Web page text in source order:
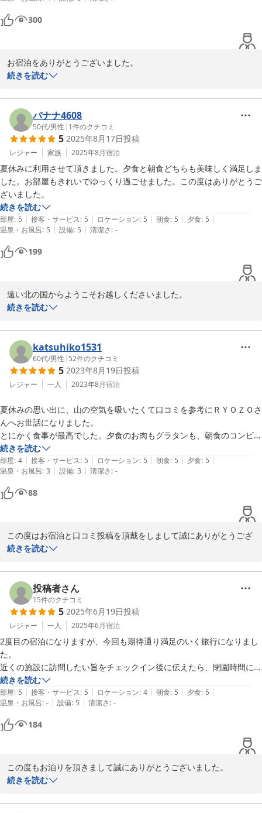
広々した廊下の窓は開け放たれ網戸のみ（でしたが、建物内で虫に遭遇
することもなく）、天然の風が心地良く、快適に過ごすことができまし
チェックイン後から、食欲を誘う香りが漂ってきて期待が高まりました
が、お料理は絶品でした。選び抜いた素材、ロイヤルコペンハーゲンで
統一されたお皿、味付け、盛り付けの美しさ、一品一品に拘りが詰まっ
た。
やんごとなきお方のような雰囲気を纏ったオーナーご夫妻様、お身体に
お気を付けて、素敵な館を保ち続けて頂けたらと願っています。
またお邪魔させて頂けたら嬉しいです。
300
お宿泊をありがとうございました。
お庭の手入れはお部屋から覗いて枝の剪定や芝刈りをしたりしてお
庭作りはエンドレス。とお客様からアドバイスを頂きましたので腰
を据えてやっていくつもりです。食材も含めまして仕入れや備品探
しは何年もかけてやっております。最近は加工食品が出回っていま
すが私どもは今まで通に四季の味を楽しんでいただけるよう心がけ
ております。あまりお客様の前にはしゃしゃり出ないようこれから
も用心してまいります。お客様のご投稿は私達家族には何より張り
合いとなりこれからこれからのエネルギーになります。
お客様にはお体をお大切になりますよう申し上げ御礼の挨拶にかえ
させていただきます。
2025-09-15
続きを読む
バナナ4608
50代/男性 | 1件のクチコミ
5 2025年8月17日投稿
レジャー 家族 2025年8月宿泊
夏休みに利用させて頂きました。夕食と朝食どちらも美味しく満足しま
した。お部屋もきれいでゆっくり過ごせました。この度はありがとうご
ざいました。
続きを読む
部屋: 5 | 接客・サービス: 5 | ロケーション: 5 | 朝食: 5 | 夕食: 5 |
温泉・お風呂: 5 | 設備: 5 | 清潔さ: -
199
遠い北の国からようこそお越しくださいました。
誠に有難う存じます。
明るいお嬢様に心が癒されました。
これからも益々ご活躍くださいませ。
ありがとうございました。
2025-08-17
続きを読む
katsuhiko1531
60代/男性 | 52件のクチコミ
5 2023年8月19日投稿
レジャー 一人 2023年8月宿泊
夏休みの思い出に、山の空気を吸いたくて口コミを参考にＲＹＯＺＯさ
んへお世話になりました。
とにかく食事が最高でした。夕食のお肉もグラタンも、朝食のコンビネ
ーションは「優しい味」。
お給仕はお母さんがしてくださいましたが、柔らかい口調で話しかけて
くださり、ほっこりしました。
食後のコーヒーが自分にはぴったりで、豆の種類を伺うのを忘れてしま
いました。
館内も綺麗にされていて、気持ちよかったです。何より朝、鳥のさえず
りを聞きながらの目覚めは最高でした。チェックアウトの時はお父さん
が駐車場まで見送りに出てくださり、こういう心配りはとっても嬉しい
ものでした。
続きを読む
部屋: 4 | 接客・サービス: 5 | ロケーション: 5 | 朝食: 5 | 夕食: 5 |
温泉・お風呂: 3 | 設備: 3 | 清潔さ: -
88
この度はお宿泊と口コミ投稿を頂戴をしまして誠にありがとうござ
いました。
スペアーリブは最初から続けていますので定番となりました。ぜひ
お客様のお味になればと思います。
お客様のお言葉は励みに頑張ります。
お待ちしております。
2023-08-19
続きを読む
投稿者さん
15件のクチコミ
5 2025年6月19日投稿
レジャー 一人 2025年6月宿泊
2度目の宿泊になりますが、今回も期待通り満足のいく旅行になりまし
た。
近くの施設に訪問したい旨をチェックイン後に伝えたら、閉園時間に間
に合わないかもしれないと、すぐに車で送っていただけました。
細かいところをいろいろ気遣っていただき、快適に宿泊できました。
お料理は相変わらず美味しかったです。
続きを読む
部屋: 5 | 接客・サービス: 5 | ロケーション: 4 | 朝食: 5 | 夕食: 5 |
温泉・お風呂: - | 設備: 5 | 清潔さ: -
184
この度もお泊りを頂きまして誠にありがとうございました。
また、貴重な投稿に感謝申し上げます。
お天気が心配でしたがなんとか山頂の方は良かったかと存じます。
続きを読む